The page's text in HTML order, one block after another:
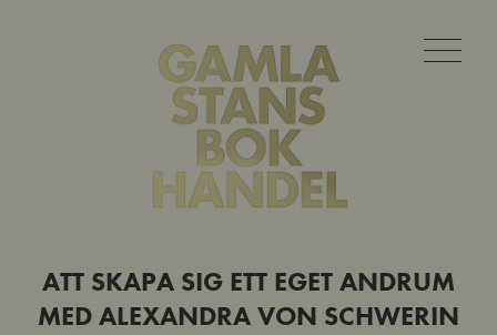
ATT SKAPA SIG ETT EGET ANDRUM
MED ALEXANDRA VON SCHWERIN